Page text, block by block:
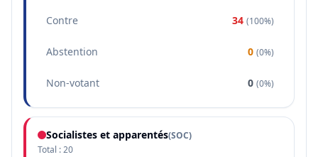
Contre 34 (100%)
Abstention 0 (0%)
Non-votant 0 (0%)
Socialistes et apparentés(SOC)
Total :20